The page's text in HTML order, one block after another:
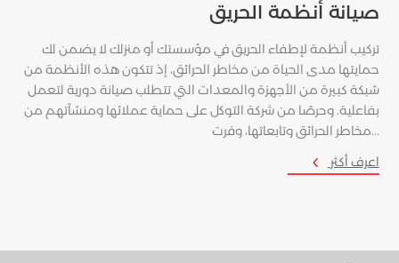
صيانة أنظمة الحريق
تركيب أنظمة لإطفاء الحريق في مؤسستك أو منزلك لا يضمن لك
حمايتها مدى الحياة من مخاطر الحرائق، إذ تتكون هذه الأنظمة من
شبكة كبيرة من الأجهزة والمعدات التي تتطلب صيانة دورية لتعمل
بفاعلية. وحرصًا من شركة التوكل على حماية عملائها ومنشآتهم من
مخاطر الحرائق وتابعاتها، وفرت...
اعرف أكثر
4